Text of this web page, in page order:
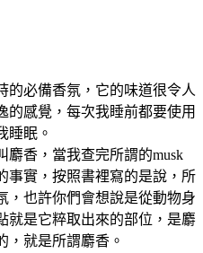
的必備香氛，它的味道很令人
的感覺，每次我睡前都要使用
睡眠。
麝香，當我查完所謂的musk
事實，按照書裡寫的是說，所
，也許你們會想說是從動物身
就是它粹取出來的部位，是麝
，就是所謂麝香。